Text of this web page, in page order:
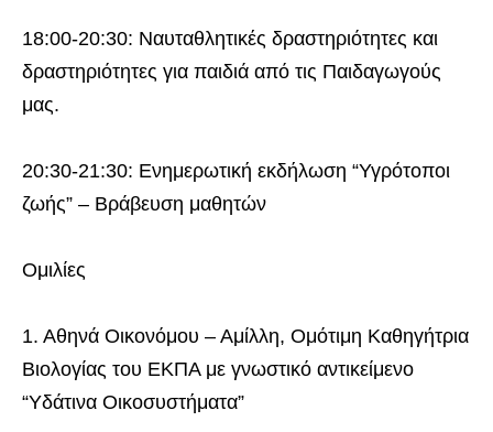
18:00-20:30: Ναυταθλητικές δραστηριότητες και
δραστηριότητες για παιδιά από τις Παιδαγωγούς
μας.
20:30-21:30: Ενημερωτική εκδήλωση “Υγρότοποι
ζωής” – Βράβευση μαθητών
Ομιλίες
1. Αθηνά Οικονόμου – Αμίλλη, Ομότιμη Καθηγήτρια
Βιολογίας του ΕΚΠΑ με γνωστικό αντικείμενο
“Υδάτινα Οικοσυστήματα”